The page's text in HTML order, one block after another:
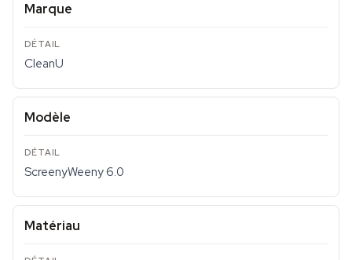
Marque
CleanU
Modèle
ScreenyWeeny 6.0
Matériau